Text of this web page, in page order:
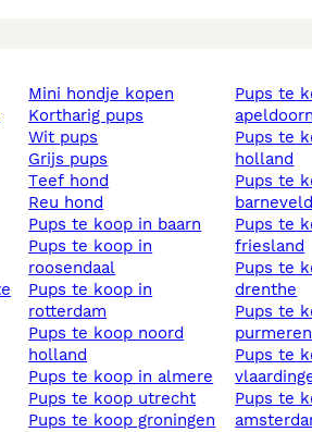
mini hondje kopen
kortharig pups
wit pups
grijs pups
teef hond
reu hond
pups te koop in baarn
pups te koop in
roosendaal
pups te koop in
rotterdam
pups te koop noord
holland
pups te koop in almere
pups te koop utrecht
pups te koop groningen
pups te koop in
apeldoorn
pups te koop zuid
holland
pups te koop in
barneveld
pups te koop in
friesland
pups te koop in
drenthe
pups te koop in
pups te koop in
pups te koop in